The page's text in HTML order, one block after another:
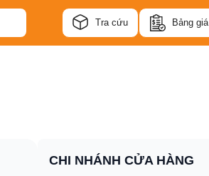
Tra cứu Bảng giá
CHI NHÁNH CỬA HÀNG